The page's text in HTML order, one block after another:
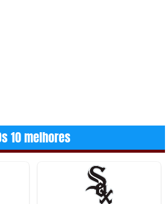
10 melhores